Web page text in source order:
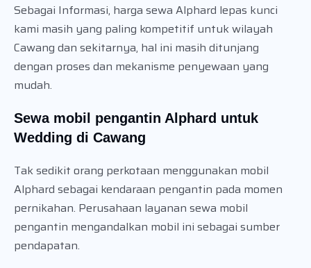
Sebagai Informasi, harga sewa Alphard lepas kunci
kami masih yang paling kompetitif untuk wilayah
Cawang dan sekitarnya, hal ini masih ditunjang
dengan proses dan mekanisme penyewaan yang
mudah.
Sewa mobil pengantin Alphard untuk
Wedding di Cawang
Tak sedikit orang perkotaan menggunakan mobil
Alphard sebagai kendaraan pengantin pada momen
pernikahan. Perusahaan layanan sewa mobil
pengantin mengandalkan mobil ini sebagai sumber
pendapatan.